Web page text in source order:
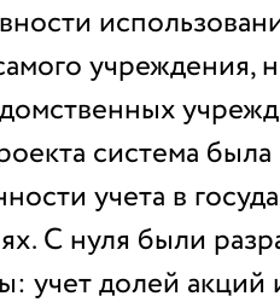
учреждения,
система
учета в
С нуля были
учет долей акций